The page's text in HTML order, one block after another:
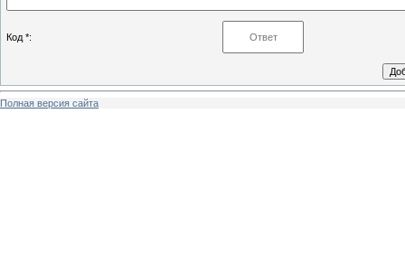
Код *:
Полная версия сайта